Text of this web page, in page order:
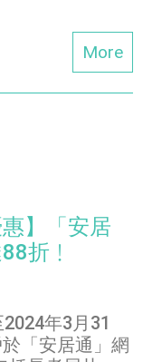
More
】「安居
折﹗
年3月31
「安居通」網